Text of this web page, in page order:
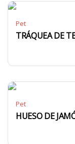
Pet
TRÁQUEA DE
Pet
HUESO DE